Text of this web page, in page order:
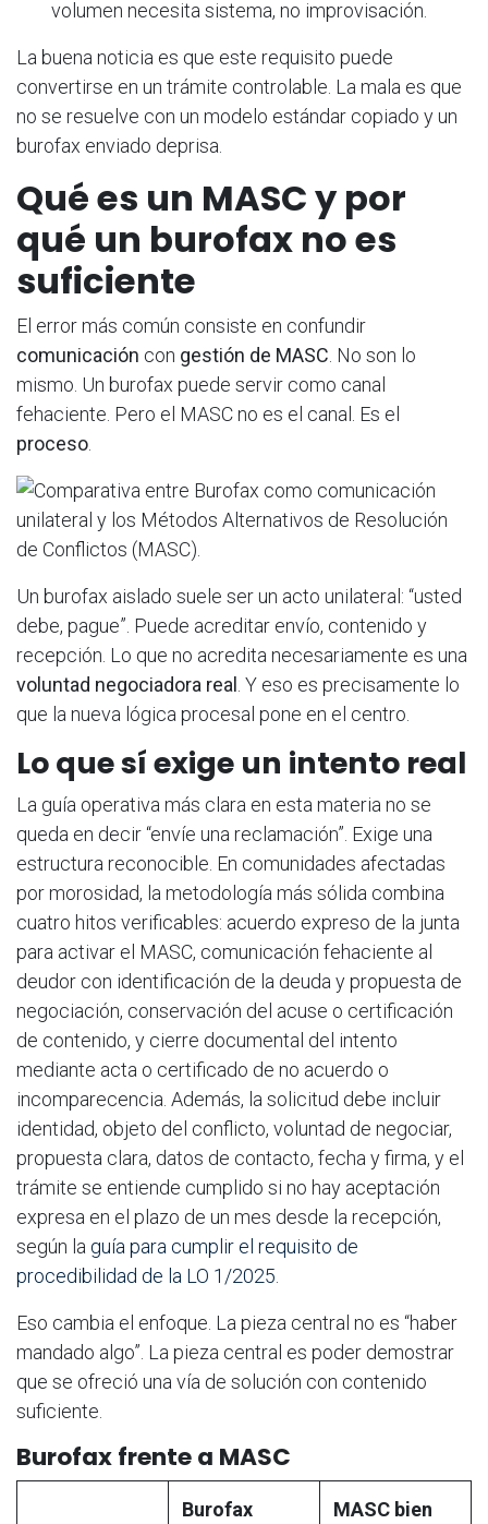
volumen necesita sistema, no improvisación.
La buena noticia es que este requisito puede
convertirse en un trámite controlable. La mala es que
no se resuelve con un modelo estándar copiado y un
burofax enviado deprisa.
Qué es un MASC y por
qué un burofax no es
suficiente
El error más común consiste en confundir
comunicación con gestión de MASC. No son lo
mismo. Un burofax puede servir como canal
fehaciente. Pero el MASC no es el canal. Es el
proceso.
Un burofax aislado suele ser un acto unilateral: “usted
debe, pague”. Puede acreditar envío, contenido y
recepción. Lo que no acredita necesariamente es una
voluntad negociadora real . Y eso es precisamente lo
que la nueva lógica procesal pone en el centro.
Lo que sí exige un intento real
La guía operativa más clara en esta materia no se
queda en decir “envíe una reclamación”. Exige una
estructura reconocible. En comunidades afectadas
por morosidad, la metodología más sólida combina
cuatro hitos verificables: acuerdo expreso de la junta
para activar el MASC, comunicación fehaciente al
deudor con identificación de la deuda y propuesta de
negociación, conservación del acuse o certificación
de contenido, y cierre documental del intento
mediante acta o certificado de no acuerdo o
incomparecencia. Además, la solicitud debe incluir
identidad, objeto del conflicto, voluntad de negociar,
propuesta clara, datos de contacto, fecha y firma, y el
trámite se entiende cumplido si no hay aceptación
expresa en el plazo de un mes desde la recepción,
según la guía para cumplir el requisito de
procedibilidad de la LO 1/2025.
Eso cambia el enfoque. La pieza central no es “haber
mandado algo”. La pieza central es poder demostrar
que se ofreció una vía de solución con contenido
suficiente.
Burofax frente a MASC
Burofax
MASC bien